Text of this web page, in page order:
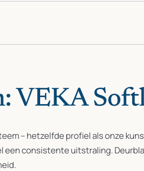
VEKA
– hetzelfde profiel als onze
een consistente uitstraling.